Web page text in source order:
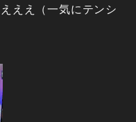
ええ（一気にテンシ